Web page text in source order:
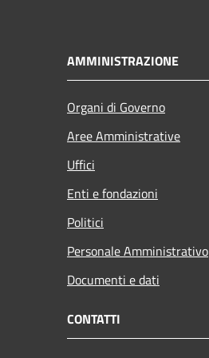
AMMINISTRAZIONE
Organi di Governo
Aree Amministrative
Uffici
Enti e fondazioni
Politici
Personale Amministrativo
Documenti e dati
CONTATTI